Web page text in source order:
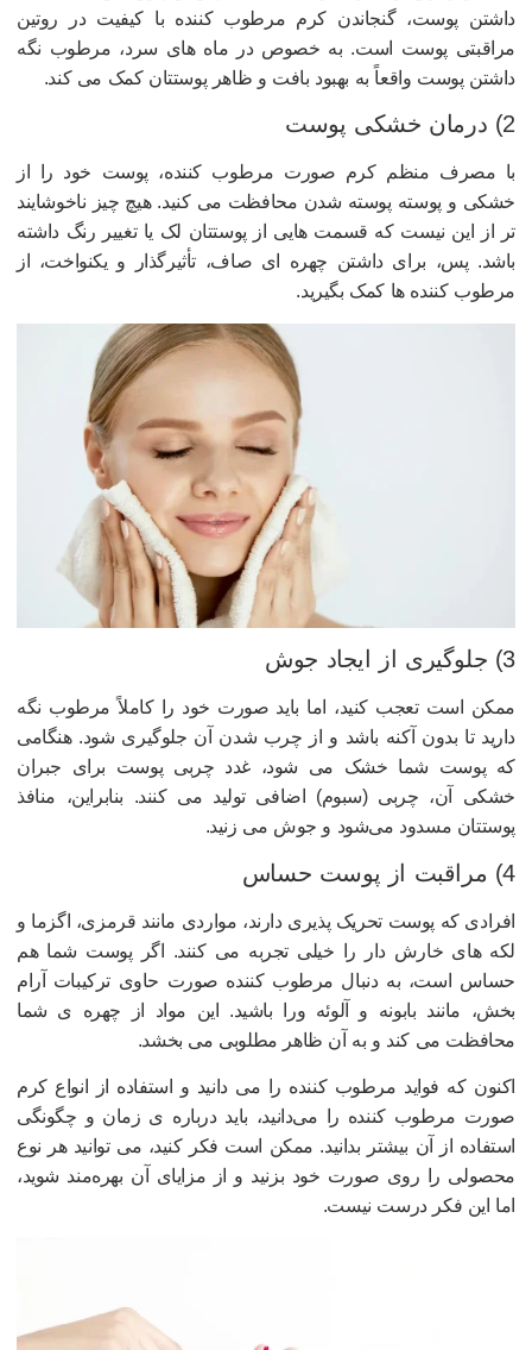
پوست، گنجاندن کرم مرطوب کننده با کیفیت در روتین
پوست است. به خصوص در ماه های سرد، مرطوب نگه
پوست واقعاً به بهبود بافت و ظاهر پوستتان کمک می کند.
مصرف منظم کرم صورت مرطوب کننده، پوست خود را از
و پوسته پوسته شدن محافظت می کنید. هیچ چیز ناخوشایند
از این نیست که قسمت هایی از پوستتان لک یا تغییر رنگ داشته
پس، برای داشتن چهره ای صاف، تأثیرگذار و یکنواخت، از
کننده ها کمک بگیرید.
است تعجب کنید، اما باید صورت خود را کاملاً مرطوب نگه
تا بدون آکنه باشد و از چرب شدن آن جلوگیری شود. هنگامی
پوست شما خشک می شود، غدد چربی پوست برای جبران
آن، چربی (سبوم) اضافی تولید می کنند. بنابراین، منافذ
مسدود می‌شود و جوش می زنید.
که پوست تحریک پذیری دارند، مواردی مانند قرمزی، اگزما و
های خارش دار را خیلی تجربه می کنند. اگر پوست شما هم
است، به دنبال مرطوب کننده صورت حاوی ترکیبات آرام
مانند بابونه و آلوئه ورا باشید. این مواد از چهره ی شما
می کند و به آن ظاهر مطلوبی می بخشد.
که فواید مرطوب کننده را می دانید و استفاده از انواع کرم
مرطوب کننده را می‌دانید، باید درباره ی زمان و چگونگی
از آن بیشتر بدانید. ممکن است فکر کنید، می توانید هر نوع
را روی صورت خود بزنید و از مزایای آن بهره‌مند شوید،
این فکر درست نیست.